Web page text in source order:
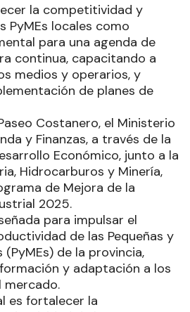
la competitividad y
PyMEs locales como
para una agenda de
continua, capacitando a
medios y operarios, y
de planes de
Costanero, el Ministerio
y Finanzas, a través de la
Económico, junto a la
Hidrocarburos y Minería,
de Mejora de la
2025.
para impulsar el
de las Pequeñas y
(PyMEs) de la provincia,
y adaptación a los
mercado.
es fortalecer la